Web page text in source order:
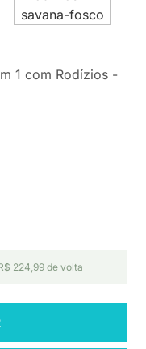
1 com Rodízios -
224,99 de volta